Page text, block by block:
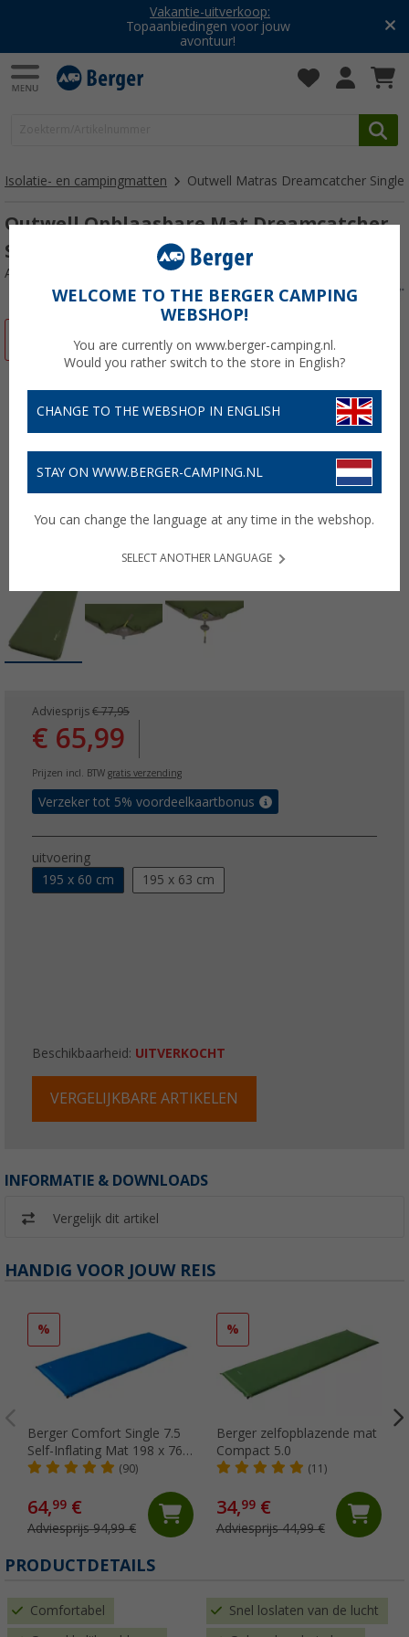
Vakantie-uitverkoop:
Topaanbiedingen voor jouw
avontuur!
Isolatie- en campingmatten Outwell Matras Dreamcatcher Single
Outwell Opblaasbare Mat Dreamcatcher
Single 5.0 195 x 60 cm
Artikelnr: 769162
Adviesprijs € 77,95
€ 65,99
Prijzen incl. BTW gratis verzending
Verzeker tot 5% voordeelkaartbonus
uitvoering
195 x 60 cm
195 x 63 cm
Beschikbaarheid: UITVERKOCHT
VERGELIJKBARE ARTIKELEN
INFORMATIE & DOWNLOADS
Vergelijk dit artikel
HANDIG VOOR JOUW REIS
%
Berger Comfort Single 7.5
Self-Inflating Mat 198 x 76 x
7.5 cm
(90)
64,99 €
Adviesprijs 94,99 €
%
Berger zelfopblazende mat
Compact 5.0
(11)
34,99€
Adviesprijs 44,99 €
PRODUCTDETAILS
Comfortabel Snel loslaten van de lucht
WELCOME TO THE BERGER CAMPING
WEBSHOP!
You are currently on www.berger-camping.nl.
Would you rather switch to the store in English?
CHANGE TO THE WEBSHOP IN ENGLISH
STAY ON WWW.BERGER-CAMPING.NL
You can change the language at any time in the webshop.
SELECT ANOTHER LANGUAGE